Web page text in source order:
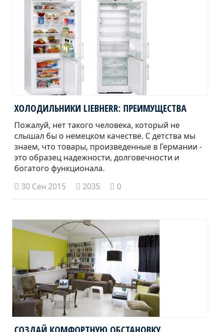
ХОЛОДИЛЬНИКИ LIEBHERR: ПРЕИМУЩЕСТВА
Пожалуй, нет такого человека, который не
слышал бы о немецком качестве. С детства мы
знаем, что товары, произведенные в Германии -
это образец надежности, долговечности и
богатого функционала.
30 Сен 2015
2035 0